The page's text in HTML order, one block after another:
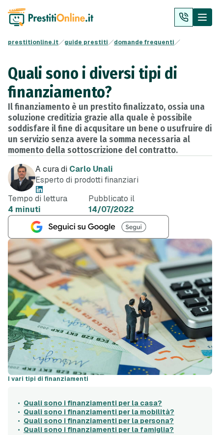
prestitionline.it guide prestiti domande frequenti
Quali sono i diversi tipi di
finanziamento?
Il finanziamento è un prestito finalizzato, ossia una
soluzione creditizia grazie alla quale è possibile
soddisfare il fine di acqusitare un bene o usufruire di
un servizio senza avere la somma necessaria al
momento della sottoscrizione del contratto.
A cura di Carlo Unali
Esperto di prodotti finanziari
Tempo di lettura
4 minuti
Pubblicato il
14/07/2022
I vari tipi di finanziamenti
Quali sono i finanziamenti per la casa?
Quali sono i finanziamenti per la mobilità?
Quali sono i finanziamenti per la persona?
Quali sono i finanziamenti per la famiglia?